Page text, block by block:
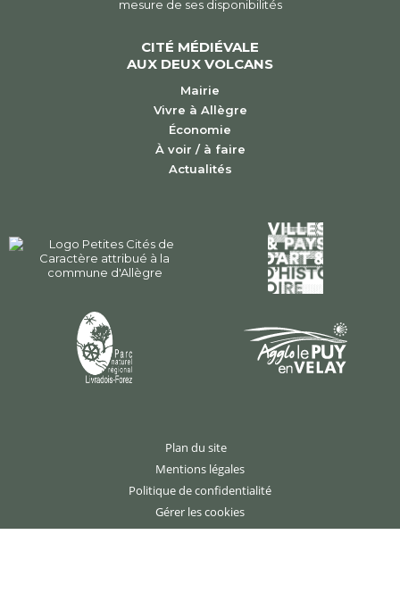
mesure de ses disponibilités
CITÉ MÉDIÉVALE
AUX DEUX VOLCANS
Mairie
Vivre à Allègre
Économie
À voir / à faire
Actualités
Plan du site
Mentions légales
Politique de confidentialité
Gérer les cookies